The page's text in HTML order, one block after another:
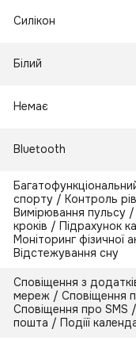
Силікон
Білий
Немає
Bluetooth
спорту / Контроль
Вимірювання пульсу
кроків / Підрахунок
Моніторинг фізичної
Відстежування сну
Сповіщення з
мереж / Сповіщення
Сповіщення про SMS
пошта / Подіїї